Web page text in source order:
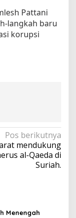
Pattani
langkah baru
korupsi
Pos berikutnya
mendukung
al-Qaeda di
Suriah.
Menengah